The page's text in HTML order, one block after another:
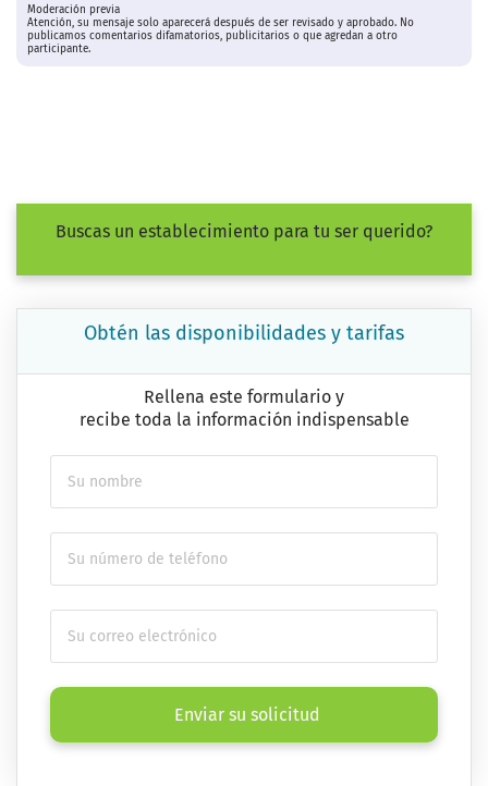
Moderación previa
Atención, su mensaje solo aparecerá después de ser revisado y aprobado. No
publicamos comentarios difamatorios, publicitarios o que agredan a otro
participante.
Buscas un establecimiento para tu ser querido?
Obtén las disponibilidades y tarifas
Rellena este formulario y
recibe toda la información indispensable
Enviar su solicitud